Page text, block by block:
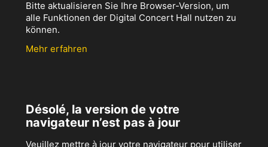
Bitte aktualisieren Sie Ihre Browser-Version, um
alle Funktionen der Digital Concert Hall nutzen zu
können.
Mehr erfahren
Désolé, la version de votre
navigateur n’est pas à jour
Veuillez mettre à jour votre navigateur pour utiliser